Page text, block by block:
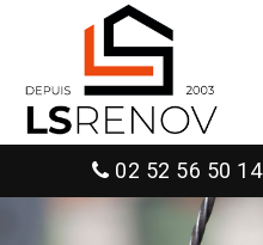
02 52 56 50 14